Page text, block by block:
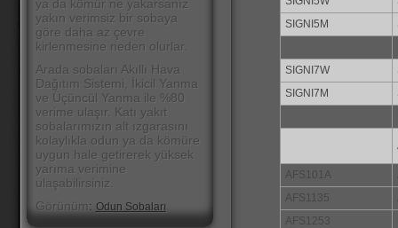
ya da kömür ne yakarsanız
yakın verimsiz bir sobaya
göre daha az çevre
kirlenmesine neden olurlar.
Arada sobaları Akıllı Hava
Dağıtım Sistemi, İkicil Yanma
ve Üçüncül Yanma ile %80
verime ulaşır. Katı yakıt
sobalarımızın alt ızgarasını
kolaylıkla odun ya da kömüre
uygun hale getirerek yüksek
yarıma verimine
ulaşabilirsiniz.
Görünüm : Odun Sobaları
SIGNI5M
SIGNI7W
SIGNI7M
AFS101A
AFS1135
AFS1253